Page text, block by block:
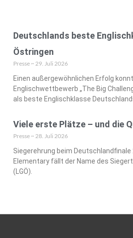
Deutschlands beste
Östringen
Presse 29. Juli 2026
Einen außergewöhnlichen Erfolg
Englischwettbewerb „The Big
als beste Englischklasse
Viele erste Plätze – und die
Presse 28. Juli 2026
Siegerehrung beim Deutschlandfinale
Elementary fällt der Name des
(LGÖ).